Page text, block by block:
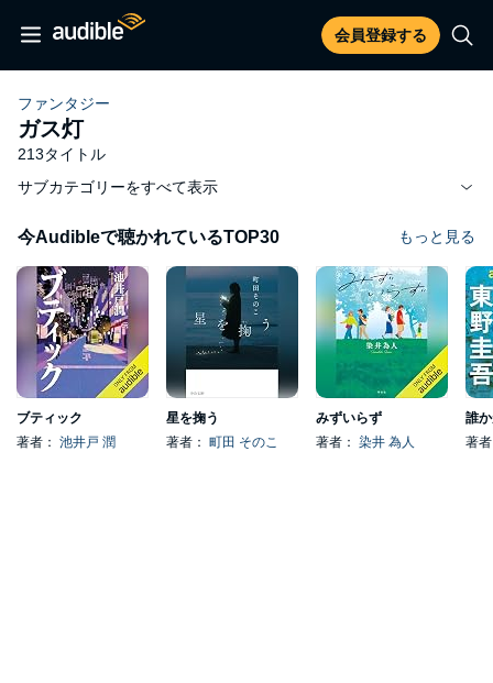
会員登録する
ファンタジー
ガス灯
213タイトル
サブカテゴリーをすべて表示
今Audibleで聴かれているTOP30 もっと見る
ブティック
著者： 池井戸 潤
星を掬う
著者： 町田 そのこ
みずいらず
著者： 染井 為人
誰
著